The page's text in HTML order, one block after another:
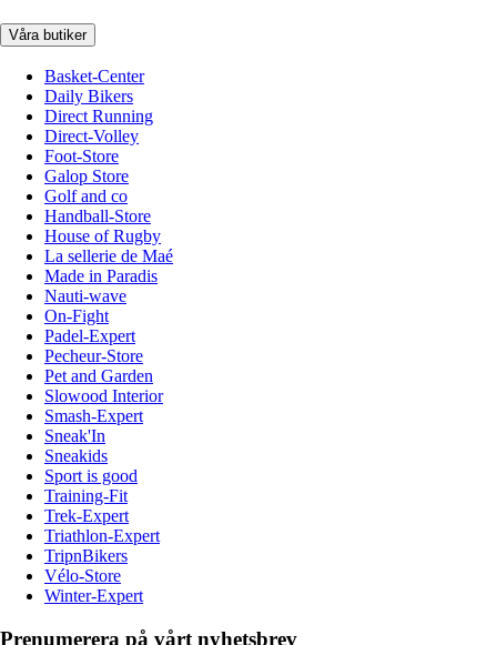
Våra butiker
Basket-Center
Daily Bikers
Direct Running
Direct-Volley
Foot-Store
Galop Store
Golf and co
Handball-Store
House of Rugby
La sellerie de Maé
Made in Paradis
Nauti-wave
On-Fight
Padel-Expert
Pecheur-Store
Pet and Garden
Slowood Interior
Smash-Expert
Sneak'In
Sneakids
Sport is good
Training-Fit
Trek-Expert
Triathlon-Expert
TripnBikers
Vélo-Store
Winter-Expert
Prenumerera på vårt nyhetsbrev